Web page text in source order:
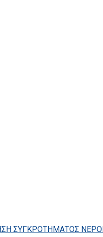
ΣΥΓΚΡΟΤΗΜΑΤΟΣ